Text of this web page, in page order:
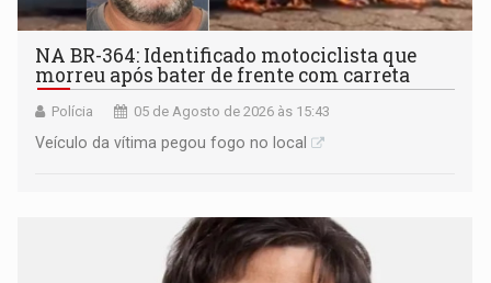
NA BR-364: Identificado motociclista que
morreu após bater de frente com carreta
Polícia 05 de Agosto de 2026 às 15:43
Veículo da vítima pegou fogo no local